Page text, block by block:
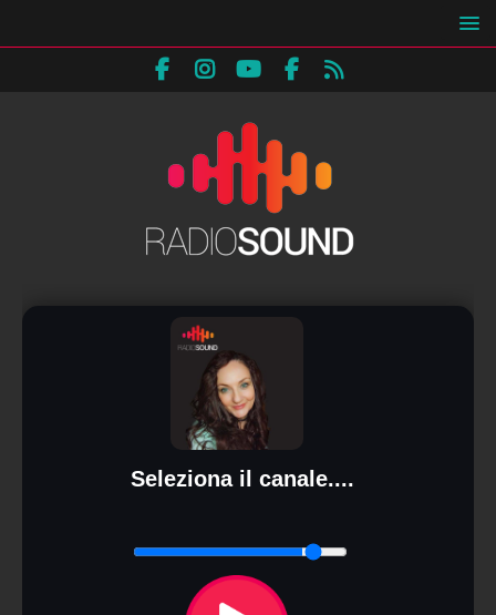
Seleziona il canale....